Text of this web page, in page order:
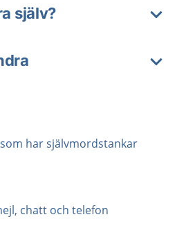
själv?
har självmordstankar
chatt och telefon